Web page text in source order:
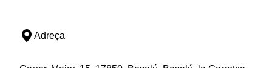
Adreça